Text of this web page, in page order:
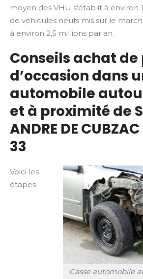
moyen des VHU s’établit à environ
de véhicules neufs mis sur le
à environ 2,5 millions par an.
Conseils achat de
d’occasion dans
automobile
et à proximité de
ANDRE DE
33
Casse automobile
Voici les
étapes